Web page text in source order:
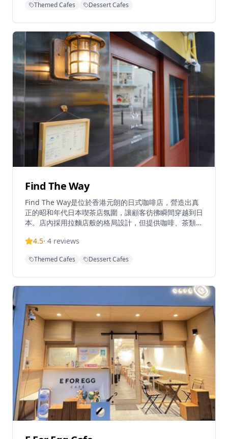
太子地鐵站C2出口僅5分鐘步程，Tastes and Tales為尋
間為上午11:30至晚上7:30，某些日子會延長至晚上
9:00，但晚上7:00後入座需要預約。
Themed Cafes Dessert Cafes
Find The Way
Find The Way是位於香港元朗的日式咖啡店，營造出真
正的昭和年代日本喫茶店氛圍，讓顧客彷彿瞬間穿越到日
本。店內採用拉麵店般的格局設計，但提供咖啡、茶類和
招牌菜式包括焦糖雞蛋布丁、楓糖漿鬆餅、藍橙梳打和檸
咖啡、茶類和輕食選擇。餐廳為尋求真正日式咖啡店體驗
Find The Way位置便利，距離朗屏地鐵站B2出口僅6分
4.5· 4 reviews
Themed Cafes Dessert Cafes